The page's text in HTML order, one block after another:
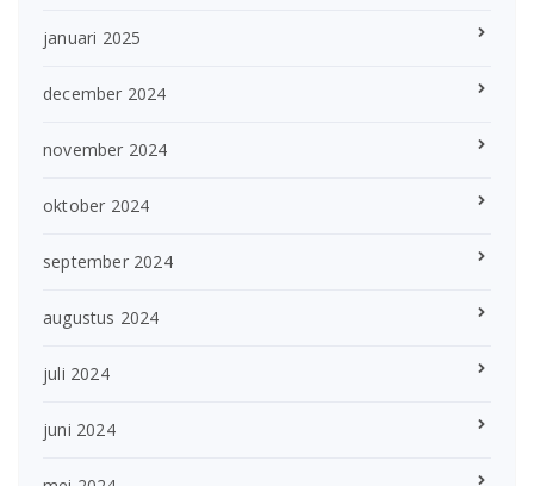
januari 2025
december 2024
november 2024
oktober 2024
september 2024
augustus 2024
juli 2024
juni 2024